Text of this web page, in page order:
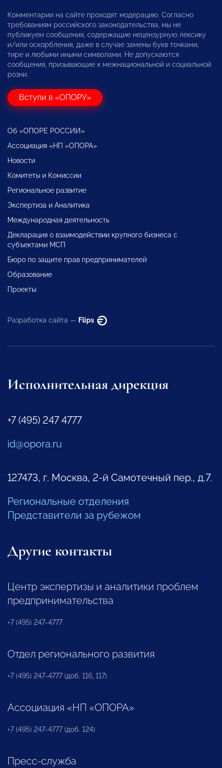
Комментарии на сайте проходят модерацию. Согласно
требованиям российского законодательства, мы не
публикуем сообщения, содержащие нецензурную лексику
и/или оскорбления, даже в случае замены букв точками,
тире и любыми иными символами. Не допускаются
сообщения, призывающие к межнациональной и социальной
розни.
Вступи в «ОПОРУ»
Об «ОПОРЕ РОССИИ»
Ассоциация «НП «ОПОРА»
Новости
Комитеты и Комиссии
Региональное развитие
Экспертиза и Аналитика
Международная деятельность
Декларация о взаимодействии крупного бизнеса с
субъектами МСП
Бюро по защите прав предпринимателей
Образование
Проекты
Разработка сайта — Flips
Исполнительная дирекция
+7 (495) 247 4777
id@opora.ru
127473, г. Москва, 2-й Самотечный пер., д.7.
Региональные отделения
Представители за рубежом
Другие контакты
Центр экспертизы и аналитики проблем
предпринимательства
+7 (495) 247-4777
Отдел регионального развития
+7 (495) 247-4777 (доб. 116, 117)
Ассоциация «НП «ОПОРА»
+7 (495) 247-4777 (доб. 124)
Пресс-служба